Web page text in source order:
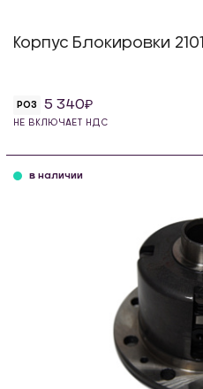
Корпус Блокировки 2101
РОЗ 5 340
НЕ ВКЛЮЧАЕТ НДС
в наличии